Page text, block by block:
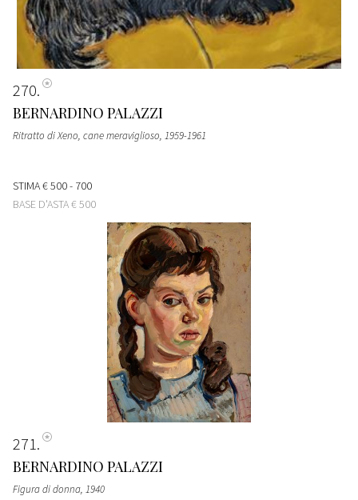
270
BERNARDINO PALAZZI
Ritratto di Xeno, cane meraviglioso, 1959-1961
STIMA€ 500 - 700
BASE D'ASTA€ 500
271
BERNARDINO PALAZZI
Figura di donna, 1940